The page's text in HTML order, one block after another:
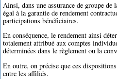
Ainsi, dans une assurance de groupe de
égal à la garantie de rendement
participations bénéficiaires.
En conséquence, le rendement ainsi
totalement attribué aux comptes
déterminées dans le règlement ou la
En outre, on précise que ces
entre les affiliés.